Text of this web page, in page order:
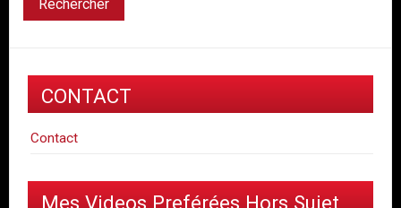
CONTACT
Contact
Mes Videos Preférées Hors Sujet